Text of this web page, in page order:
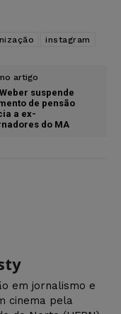
instagram
artigo
suspende
de pensão
a ex-
do MA
em jornalismo e
cinema pela